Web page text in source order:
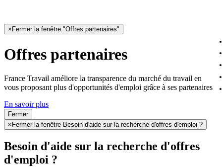
× Fermer la fenêtre "Offres partenaires"
Offres partenaires
France Travail améliore la transparence du marché du travail en
vous proposant plus d'opportunités d'emploi grâce à ses partenaires
En savoir plus
Fermer
× Fermer la fenêtre Besoin d'aide sur la recherche d'offres d'emploi ?
Besoin d'aide sur la recherche d'offres
d'emploi ?